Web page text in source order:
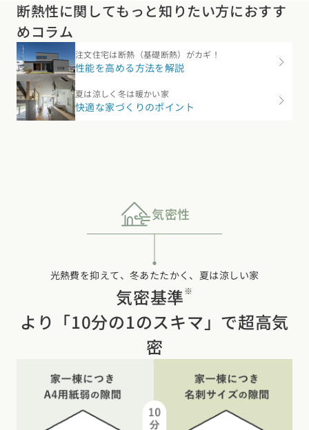
断熱性に関してもっと知りたい方におすす
めコラム
注文住宅は断熱（基礎断熱）がカギ！
性能を高める方法を解説
夏は涼しく冬は暖かい家
快適な家づくりのポイント
気密性
光熱費を抑えて、冬あたたかく、夏は涼しい家
気密基準※
より「10分の1のスキマ」で超高気
密
カタログ請求 イベント 検索 工務店無料相談